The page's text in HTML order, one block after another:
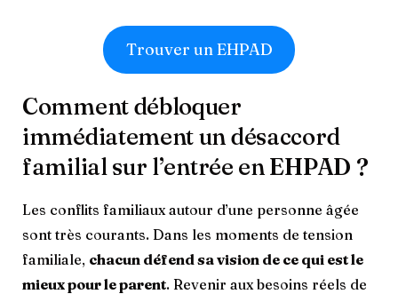
Trouver un EHPAD
Comment débloquer
immédiatement un désaccord
familial sur l’entrée en EHPAD ?
Les conflits familiaux autour d’une personne âgée
sont très courants. Dans les moments de tension
familiale, chacun défend sa vision de ce qui est le
mieux pour le parent. Revenir aux besoins réels de